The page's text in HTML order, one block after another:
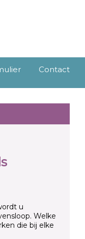
Contact
u
Welke
die bij elke